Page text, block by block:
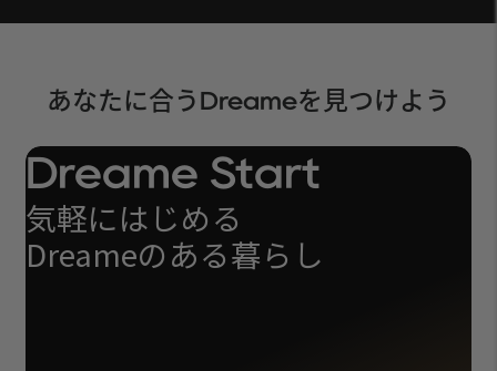
あなたに合う Dreameを見つけよう
Dreame Start
気軽にはじめる
Dreameのある暮らし